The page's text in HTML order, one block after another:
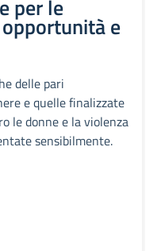
per le
e
delle pari
e quelle finalizzate
le donne e la violenza
sensibilmente.